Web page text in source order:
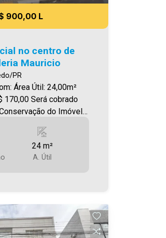
900,00 L
no centro de
Mauricio
PR
cobrado
do Imóvel),
sobre o FCI,
LOCAÇÃO em nosso
Ativa |
24 m²
A. Útil